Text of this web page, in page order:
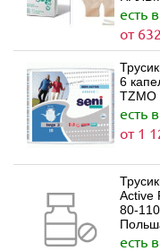
есть
от
6
TZMO
есть
от 1
Active
80-
есть